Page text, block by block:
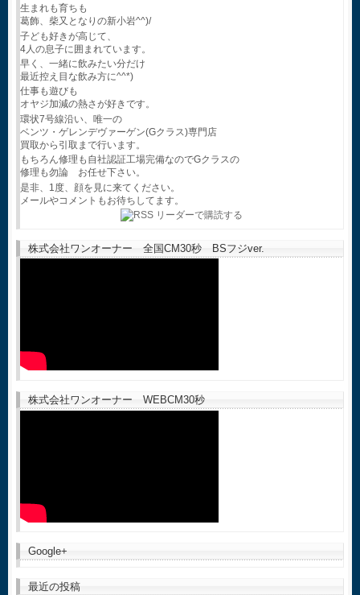
生まれも育ちも
葛飾、柴又となりの新小岩^^)/
子ども好きが高じて、
4人の息子に囲まれています。
早く、一緒に飲みたい分だけ
最近控え目な飲み方に^^*)
仕事も遊びも
オヤジ加減の熱さが好きです。
環状7号線沿い、唯一の
ベンツ・ゲレンデヴァーゲン(Gクラス)専門店
買取から引取まで行います。
もちろん修理も自社認証工場完備なのでGクラスの
修理も勿論 お任せ下さい。
是非、1度、顔を見に来てください。
メールやコメントもお待ちしてます。
株式会社ワンオーナー 全国CM30秒 BSフジver.
株式会社ワンオーナー WEBCM30秒
Google+
最近の投稿